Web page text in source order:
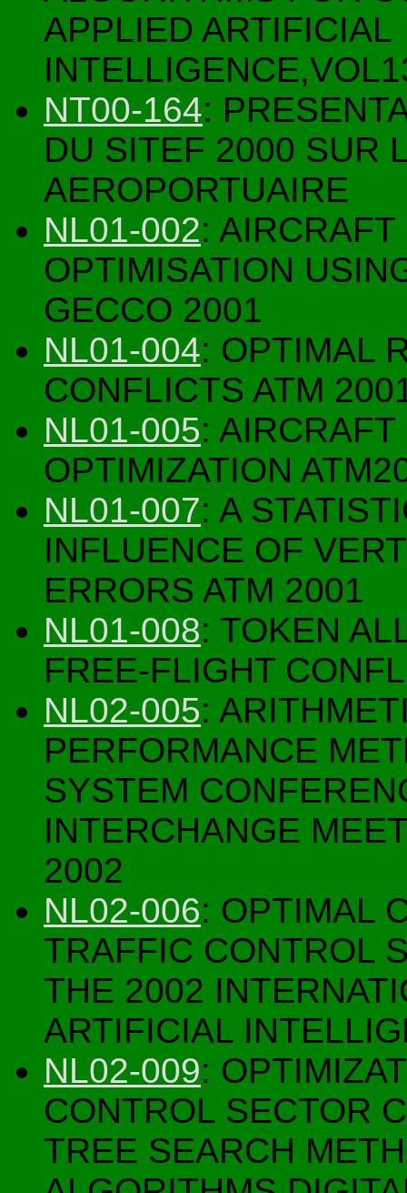
APPLIED ARTIFICIAL
NT00-164:
DU SITEF 2000 SUR
AEROPORTUAIRE
NL01-002:
OPTIMISATION
GECCO 2001
NL01-004: OPTIMAL
CONFLICTS ATM
NL01-005:
OPTIMIZATION
NL01-007: A
INFLUENCE OF
ERRORS ATM 2001
NL01-008: TOKEN
FREE-FLIGHT
NL02-005:
PERFORMANCE
SYSTEM
INTERCHANGE
2002
NL02-006: OPTIMAL
TRAFFIC CONTROL
THE 2002
ARTIFICIAL
NL02-009:
CONTROL SECTOR
TREE SEARCH